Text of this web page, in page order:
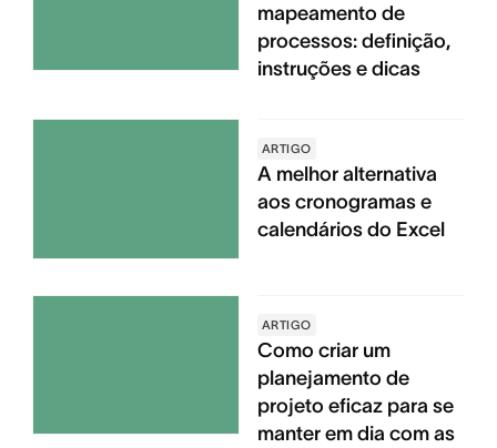
mapeamento de
processos: definição,
instruções e dicas
ARTIGO
A melhor alternativa
aos cronogramas e
calendários do Excel
ARTIGO
Como criar um
planejamento de
projeto eficaz para se
manter em dia com as